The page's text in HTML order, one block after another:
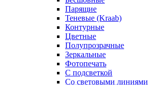
Парящие
Теневые (Kraab)
Контурные
Цветные
Полупрозрачные
Зеркальные
Фотопечать
С подсветкой
Со световыми линиями